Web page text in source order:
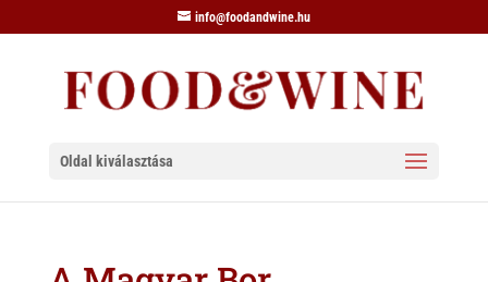
info@foodandwine.hu
Oldal kiválasztása